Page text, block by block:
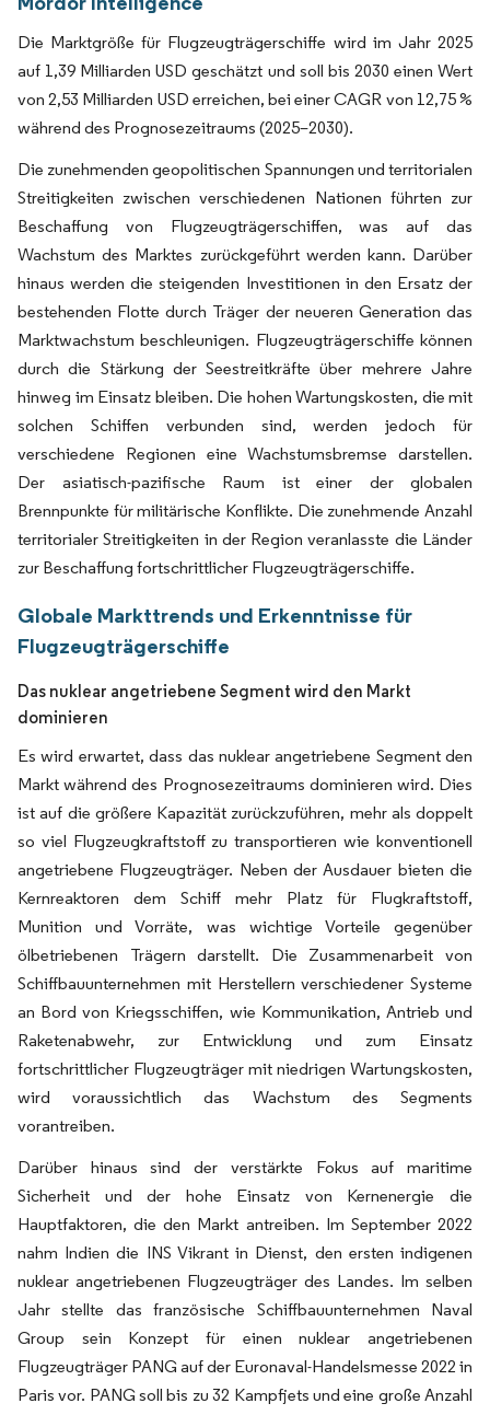
Die Marktgröße für Flugzeugträgerschiffe wird im Jahr 2025
auf 1,39 Milliarden USD geschätzt und soll bis 2030 einen Wert
von 2,53 Milliarden USD erreichen, bei einer CAGR von 12,75 %
während des Prognosezeitraums (2025–2030).
Die zunehmenden geopolitischen Spannungen und territorialen
Streitigkeiten zwischen verschiedenen Nationen führten zur
Beschaffung von Flugzeugträgerschiffen, was auf das
Wachstum des Marktes zurückgeführt werden kann. Darüber
hinaus werden die steigenden Investitionen in den Ersatz der
bestehenden Flotte durch Träger der neueren Generation das
Marktwachstum beschleunigen. Flugzeugträgerschiffe können
durch die Stärkung der Seestreitkräfte über mehrere Jahre
hinweg im Einsatz bleiben. Die hohen Wartungskosten, die mit
solchen Schiffen verbunden sind, werden jedoch für
verschiedene Regionen eine Wachstumsbremse darstellen.
Der asiatisch-pazifische Raum ist einer der globalen
Brennpunkte für militärische Konflikte. Die zunehmende Anzahl
territorialer Streitigkeiten in der Region veranlasste die Länder
zur Beschaffung fortschrittlicher Flugzeugträgerschiffe.
Globale Markttrends und Erkenntnisse für
Flugzeugträgerschiffe
Das nuklear angetriebene Segment wird den Markt
dominieren
Es wird erwartet, dass das nuklear angetriebene Segment den
Markt während des Prognosezeitraums dominieren wird. Dies
ist auf die größere Kapazität zurückzuführen, mehr als doppelt
so viel Flugzeugkraftstoff zu transportieren wie konventionell
angetriebene Flugzeugträger. Neben der Ausdauer bieten die
Kernreaktoren dem Schiff mehr Platz für Flugkraftstoff,
Munition und Vorräte, was wichtige Vorteile gegenüber
ölbetriebenen Trägern darstellt. Die Zusammenarbeit von
Schiffbauunternehmen mit Herstellern verschiedener Systeme
an Bord von Kriegsschiffen, wie Kommunikation, Antrieb und
Raketenabwehr, zur Entwicklung und zum Einsatz
fortschrittlicher Flugzeugträger mit niedrigen Wartungskosten,
wird voraussichtlich das Wachstum des Segments
vorantreiben.
Darüber hinaus sind der verstärkte Fokus auf maritime
Sicherheit und der hohe Einsatz von Kernenergie die
Hauptfaktoren, die den Markt antreiben. Im September 2022
nahm Indien die INS Vikrant in Dienst, den ersten indigenen
nuklear angetriebenen Flugzeugträger des Landes. Im selben
Jahr stellte das französische Schiffbauunternehmen Naval
Group sein Konzept für einen nuklear angetriebenen
Flugzeugträger PANG auf der Euronaval-Handelsmesse 2022 in
Paris vor. PANG soll bis zu 32 Kampfjets und eine große Anzahl